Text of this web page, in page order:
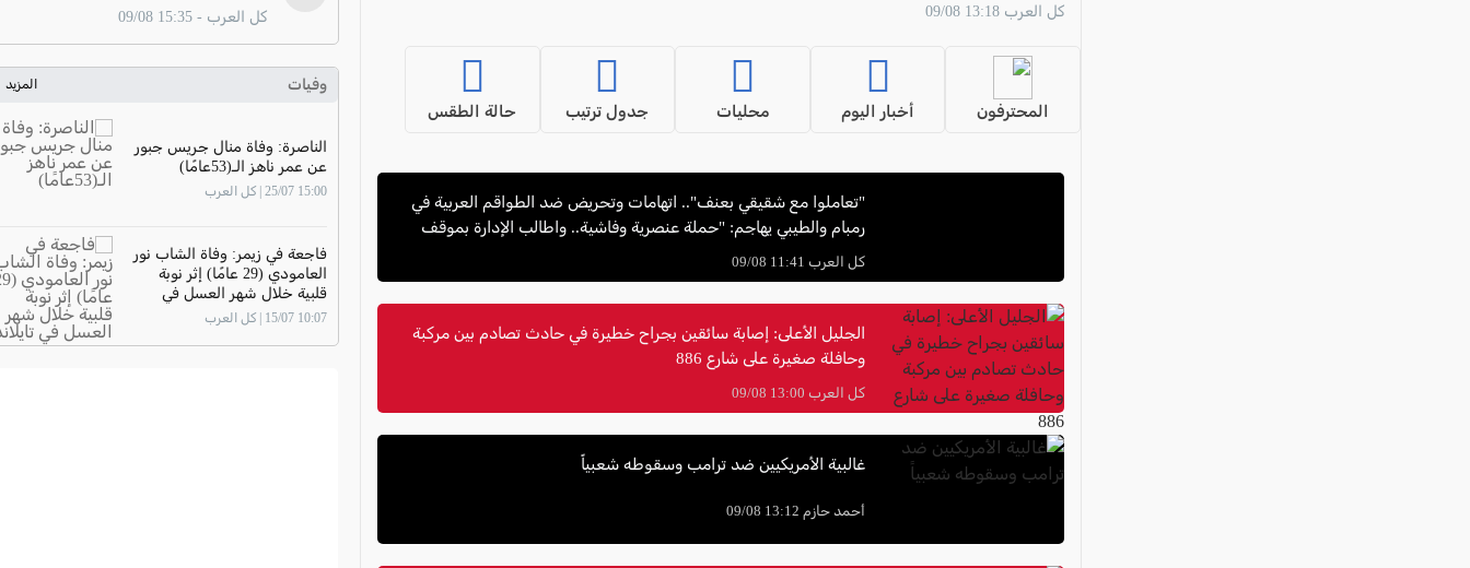
كل العرب 13:18 09/08
المحترفون أخبار اليوم محليات جدول ترتيب حالة الطقس
"تعاملوا مع شقيقي بعنف".. اتهامات وتحريض ضد الطواقم العربية في
رمبام والطيبي يهاجم: "حملة عنصرية وفاشية.. واطالب الإدارة بموقف
واضح وداعم
كل العرب 11:41 09/08
الجليل الأعلى: إصابة سائقين بجراح خطيرة في حادث تصادم بين مركبة
وحافلة صغيرة على شارع 886
كل العرب 13:00 09/08
غالبية الأمريكيين ضد ترامب وسقوطه شعبياً
أحمد حازم 13:12 09/08
كل العرب - 15:35 09/08
وفيات المزيد
الناصرة: وفاة منال جريس جبور
عن عمر ناهز الـ(53عامًا)
15:00 25/07 | كل العرب
فاجعة في زيمر: وفاة الشاب نور
العامودي (29 عامًا) إثر نوبة
قلبية خلال شهر العسل في
تايلاند
10:07 15/07 | كل العرب